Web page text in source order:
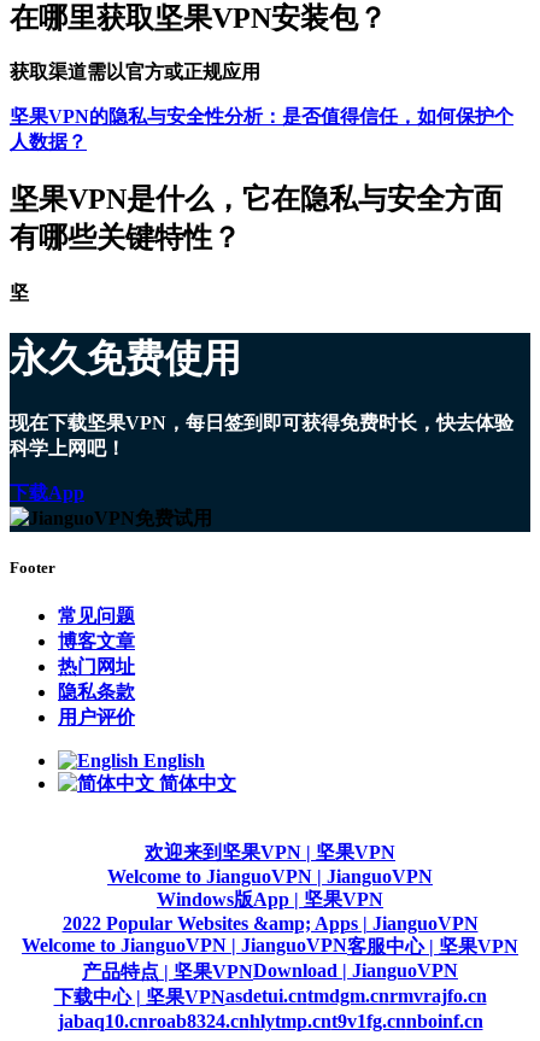
在哪里获取坚果VPN安装包？
获取渠道需以官方或正规应用
坚果VPN的隐私与安全性分析：是否值得信任，如何保护个
人数据？
坚果VPN是什么，它在隐私与安全方面
有哪些关键特性？
坚
永久免费使用
现在下载坚果VPN，每日签到即可获得免费时长，快去体验
科学上网吧！
下载App
Footer
常见问题
博客文章
热门网址
隐私条款
用户评价
English
简体中文
欢迎来到坚果VPN | 坚果VPN
Welcome to JianguoVPN | JianguoVPN
Windows版App | 坚果VPN
2022 Popular Websites &amp; Apps | JianguoVPN
Welcome to JianguoVPN | JianguoVPN客服中心 | 坚果VPN
产品特点 | 坚果VPNDownload | JianguoVPN
下载中心 | 坚果VPNasdetui.cntmdgm.cnrmvrajfo.cn
jabaq10.cnroab8324.cnhlytmp.cnt9v1fg.cnnboinf.cn